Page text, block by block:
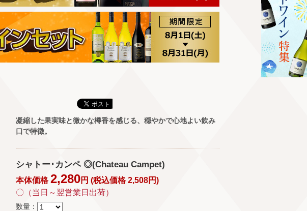
凝縮した果実味と微かな樽香を感じる、穏やかで心地よい飲み
口で特徴。
シャトー･カンペ ◎(Chateau Campet)
本体価格2,280円 (税込価格2,508円)
〇（当日～翌営業日出荷）
数量：